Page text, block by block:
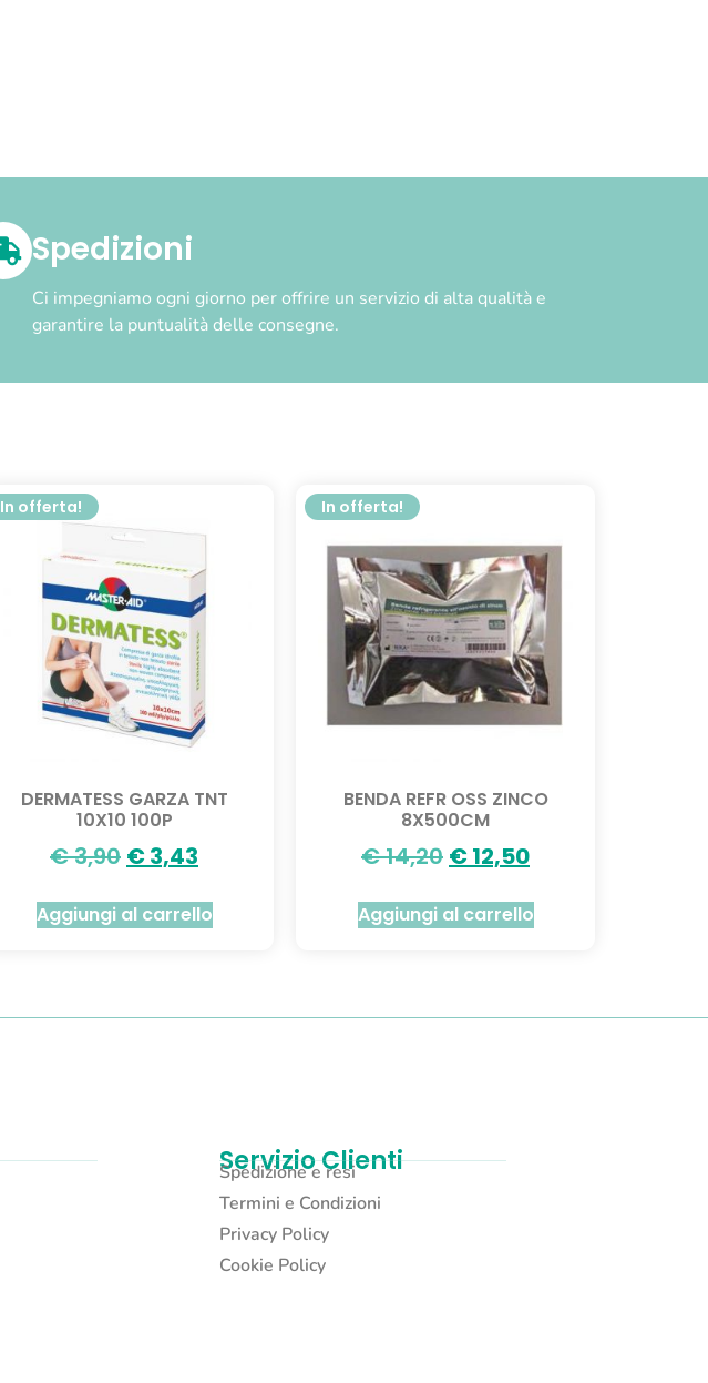
Spedizioni
Ci impegniamo ogni giorno per offrire un servizio di alta qualità e
garantire la puntualità delle consegne.
In offerta!
DERMATESS GARZA TNT
10X10 100P
€3,90 €3,43
Aggiungi al carrello
In offerta!
BENDA REFR OSS ZINCO
8X500CM
€14,20 €12,50
Aggiungi al carrello
Servizio Clienti
Spedizione e resi
Termini e Condizioni
Privacy Policy
Cookie Policy